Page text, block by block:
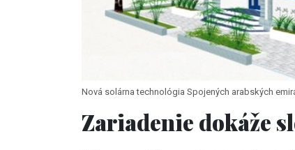
Nová solárna technológia Spojených arabských
Zariadenie dokáže